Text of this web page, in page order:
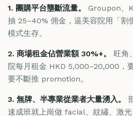
1. 團購平台壟斷流量。
Groupon、
抽 25–40% 佣金，逼美容院用「割
模式生存。
2. 商場租金佔營業額 30%+。
旺角
院每月租金 HKD 5,000–20,000，
要不斷推 promotion。
3. 無牌、半專業從業者大量湧入。
速成班就上崗做 facial、紋繡、激